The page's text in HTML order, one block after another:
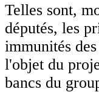
Telles sont,
députés, les
immunités
l'objet du
bancs du